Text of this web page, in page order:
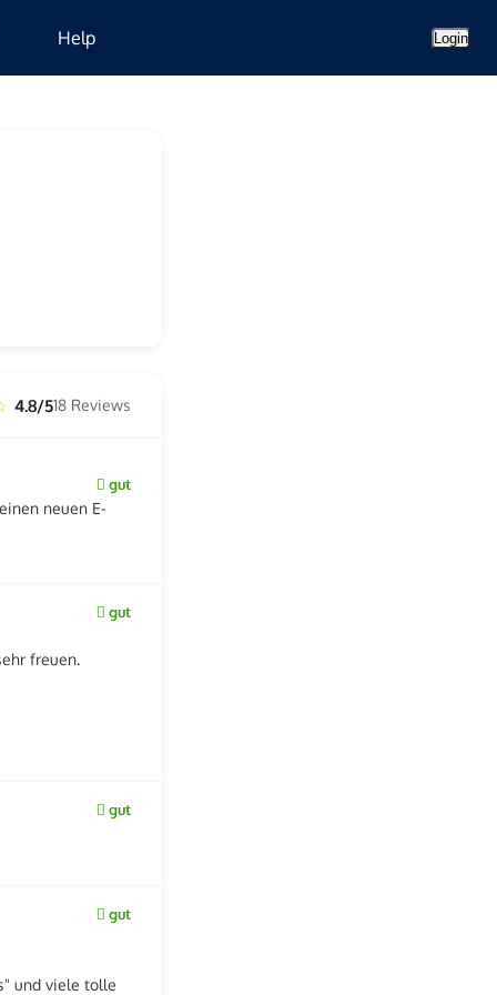
Help Login
4.8/518 Reviews
gut
neuen E-
gut
freuen.
gut
gut
und viele tolle